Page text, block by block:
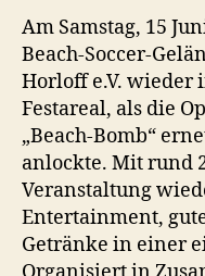
Am Samstag, 15
Beach-Soccer-
Horloff e.V. wieder
Festareal, als die
„Beach-Bomb“
anlockte. Mit rund
Veranstaltung
Entertainment,
Getränke in einer